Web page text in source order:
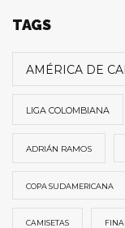
TAGS
AMÉRICA DE
LIGA COLOMBIANA
ADRIÁN RAMOS
COPA SUDAMERICANA
CAMISETAS